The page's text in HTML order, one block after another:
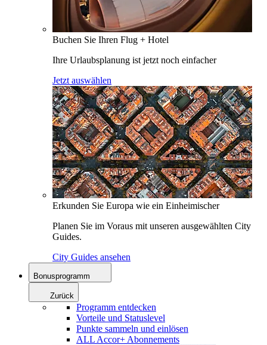
Buchen Sie Ihren Flug + Hotel
Ihre Urlaubsplanung ist jetzt noch einfacher
Jetzt auswählen
Erkunden Sie Europa wie ein Einheimischer
Planen Sie im Voraus mit unseren ausgewählten City
Guides.
City Guides ansehen
Bonusprogramm
Zurück
Programm entdecken
Vorteile und Statuslevel
Punkte sammeln und einlösen
ALL Accor+ Abonnements